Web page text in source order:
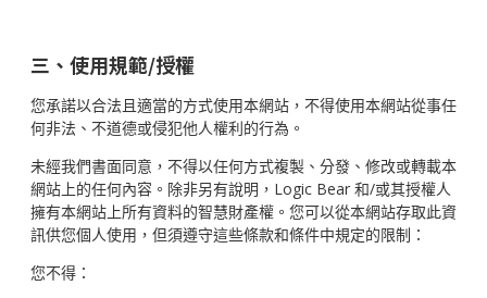
三、使用規範/授權
您承諾以合法且適當的方式使用本網站，不得使用本網站從事任
何非法、不道德或侵犯他人權利的行為。
未經我們書面同意，不得以任何方式複製、分發、修改或轉載本
網站上的任何內容。除非另有說明，Logic Bear 和/或其授權人
擁有本網站上所有資料的智慧財產權。您可以從本網站存取此資
訊供您個人使用，但須遵守這些條款和條件中規定的限制：
您不得：